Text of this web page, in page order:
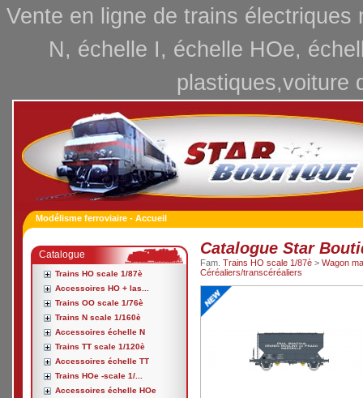
Vente en ligne de trains
N, échelle I, échelle HOe,
plastiques,voiture
Modélisme ferroviaire - Accueil
Catalogue
Trains HO scale 1/87è
Accessoires HO + las...
Trains OO scale 1/76è
Trains N scale 1/160è
Accessoires échelle N
Trains TT scale 1/120è
Accessoires échelle TT
Trains HOe -scale 1/...
Accessoires échelle HOe
Catalogue Star
Fam. Trains HO scale 1/87è > Wagon
Céréaliers/transcéréaliers